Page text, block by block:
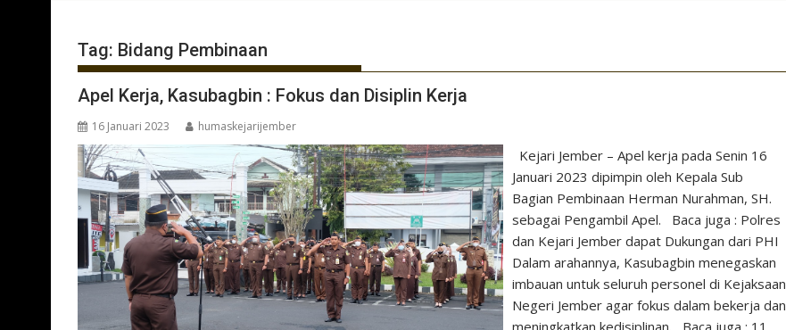
Tag: Bidang Pembinaan
Apel Kerja, Kasubagbin : Fokus dan Disiplin Kerja
16 Januari 2023 humaskejarijember
Kejari Jember – Apel kerja pada Senin 16
Januari 2023 dipimpin oleh Kepala Sub
Bagian Pembinaan Herman Nurahman, SH.
sebagai Pengambil Apel. Baca juga : Polres
dan Kejari Jember dapat Dukungan dari PHI
Dalam arahannya, Kasubagbin menegaskan
imbauan untuk seluruh personel di Kejaksaan
Negeri Jember agar fokus dalam bekerja dan
meningkatkan kedisiplinan. Baca juga : 11